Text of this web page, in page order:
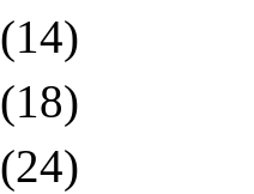
(14)
(18)
(24)